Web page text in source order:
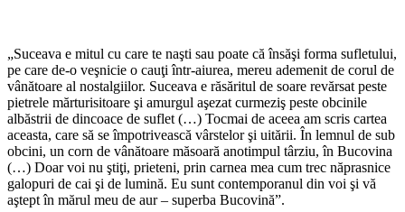
„Suceava e mitul cu care te naşti sau poate că însăşi forma sufletului,
pe care de-o veşnicie o cauţi într-aiurea, mereu ademenit de corul de
vânătoare al nostalgiilor. Suceava e răsăritul de soare revărsat peste
pietrele mărturisitoare şi amurgul aşezat curmeziş peste obcinile
albăstrii de dincoace de suflet (…) Tocmai de aceea am scris cartea
aceasta, care să se împotrivească vârstelor şi uitării. În lemnul de sub
obcini, un corn de vânătoare măsoară anotimpul târziu, în Bucovina
(…) Doar voi nu ştiţi, prieteni, prin carnea mea cum trec năprasnice
galopuri de cai şi de lumină. Eu sunt contemporanul din voi şi vă
aştept în mărul meu de aur – superba Bucovină”.